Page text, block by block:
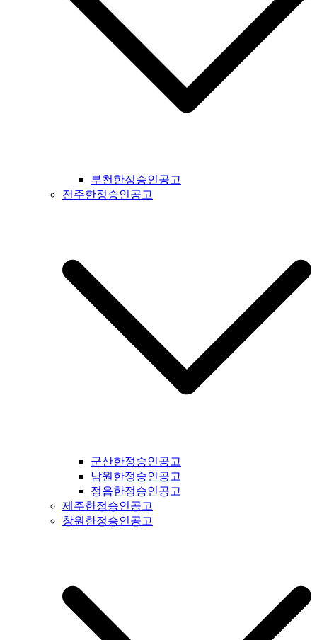
창원시일간지공고 #의령군일간지공고 #진주시일간지공고 #하
동군일간지공고 #사천시일간지공고 #고성군일간지공고 #거제
시일간지공고 #통영군일간지공고 #남해군일간지공고 #제주도
일간지공고 #서귀포시일간지공고
부천한정승인공고
전주한정승인공고
군산한정승인공고
남원한정승인공고
정읍한정승인공고
제주한정승인공고
창원한정승인공고